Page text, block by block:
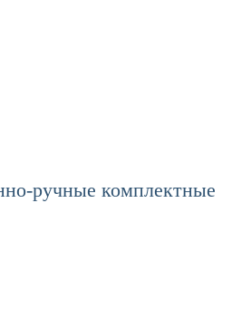
ручные комплектные